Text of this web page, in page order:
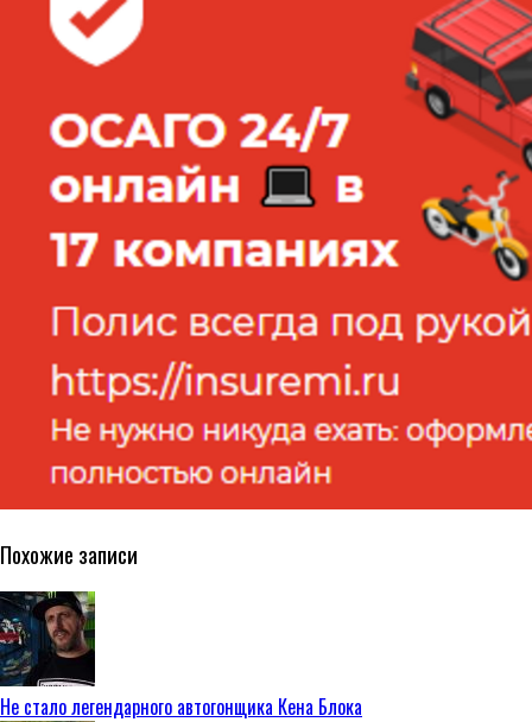
Похожие записи
Не стало легендарного автогонщика Кена Блока